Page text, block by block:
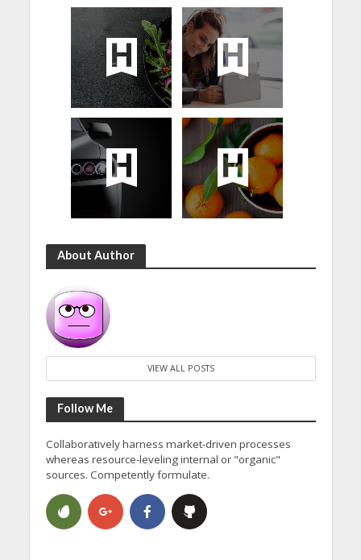
About Author
VIEW ALL POSTS
Follow Me
Collaboratively harness market-driven processes
whereas resource-leveling internal or "organic"
sources. Competently formulate.